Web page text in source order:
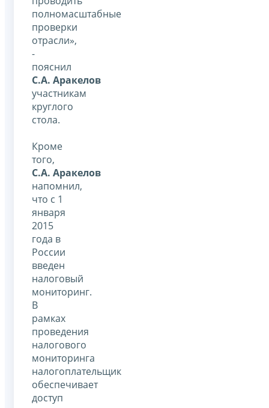
полномасштабные
проверки
отрасли»,
-
пояснил
С.А. Аракелов
участникам
круглого
стола.
Кроме
того,
С.А. Аракелов
напомнил,
что с 1
января
2015
года в
России
введен
налоговый
мониторинг.
В
рамках
проведения
налогового
мониторинга
налогоплательщик
обеспечивает
доступ